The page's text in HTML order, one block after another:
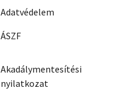
Adatvédelem
ÁSZF
Akadálymentesítési
nyilatkozat